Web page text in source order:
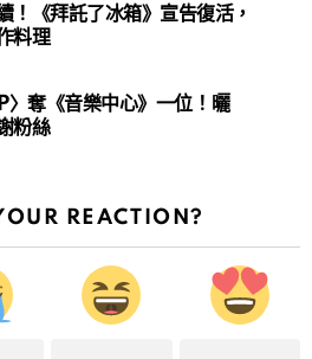
！《拜託了冰箱》宣告復活，
料理
奪《音樂中心》一位！曬
粉絲
REACTION?